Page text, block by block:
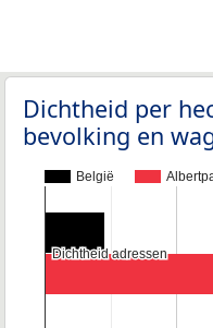
Dichtheid per
bevolking en
België
Dichtheid adressen
Dichtheid adressen